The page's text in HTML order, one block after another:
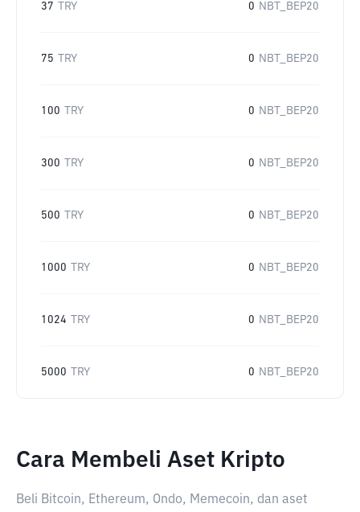
37 TRY 0 NBT_BEP20
75 TRY 0 NBT_BEP20
100 TRY 0 NBT_BEP20
300 TRY 0 NBT_BEP20
500 TRY 0 NBT_BEP20
1000 TRY 0 NBT_BEP20
1024 TRY 0 NBT_BEP20
5000 TRY 0 NBT_BEP20
Cara Membeli Aset Kripto
Beli Bitcoin, Ethereum, Ondo, Memecoin, dan aset